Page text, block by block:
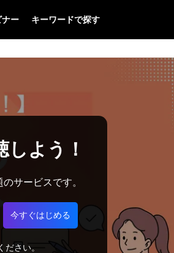
ナー キーワードで探す
よう！
サービスです。
今すぐはじめる
さい。